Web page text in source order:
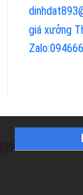
giá xưởng